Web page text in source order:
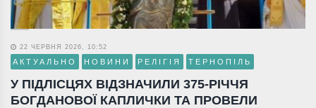
22 ЧЕРВНЯ 2026, 10:52
АКТУАЛЬНО НОВИНИ РЕЛІГІЯ ТЕРНОПІЛЬ
У ПІДЛІСЦЯХ ВІДЗНАЧИЛИ 375-РІЧЧЯ
БОГДАНОВОЇ КАПЛИЧКИ ТА ПРОВЕЛИ